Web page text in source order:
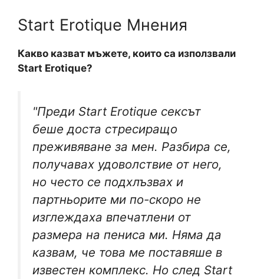
Start Erotique Мнения
Какво казват мъжете, които са използвали
Start Erotique?
"Преди Start Erotique сексът
беше доста стресиращо
преживяване за мен. Разбира се,
получавах удоволствие от него,
но често се подхлъзвах и
партньорите ми по-скоро не
изглеждаха впечатлени от
размера на пениса ми. Няма да
казвам, че това ме поставяше в
известен комплекс. Но след Start